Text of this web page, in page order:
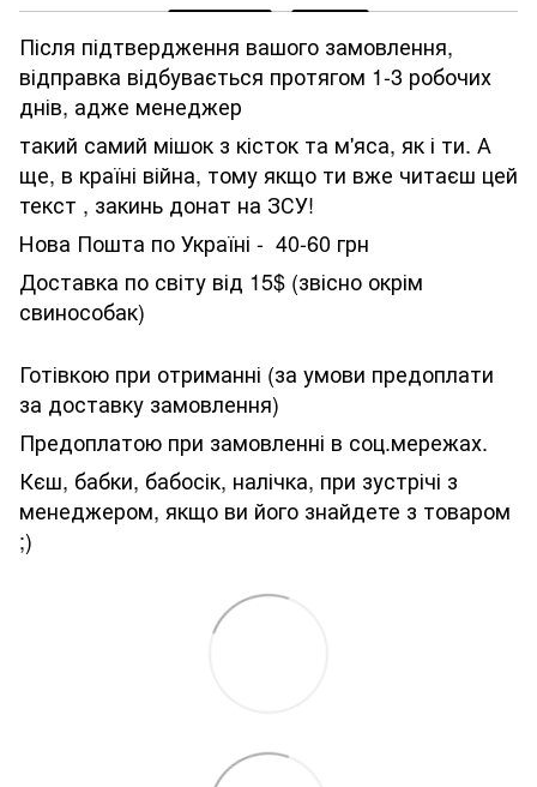
Після підтвердження вашого замовлення,
відправка відбувається протягом 1-3 робочих
днів, адже менеджер
такий самий мішок з кісток та м'яса, як і ти. А
ще, в країні війна, тому якщо ти вже читаєш цей
текст , закинь донат на ЗСУ!
Нова Пошта по Україні - 40-60 грн
Доставка по світу від 15$ (звісно окрім
свинособак)
Готівкою при отриманні (за умови предоплати
за доставку замовлення)
Предоплатою при замовленні в соц.мережах.
Кєш, бабки, бабосік, налічка, при зустрічі з
менеджером, якщо ви його знайдете з товаром
;)